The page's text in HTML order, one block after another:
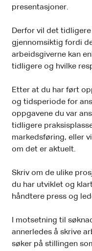
presentasjoner.
Derfor vil det
gjennomsiktig fordi
arbeidsgiverne kan
tidligere og hvilke
Etter at du har ført
og tidsperiode for
oppgavene du var
tidligere
markedsføring, eller
om det er aktuelt.
Skriv om de ulike
du har utviklet og
håndtere press og
I motsetning til
annerledes å skrive
søker på stillingen